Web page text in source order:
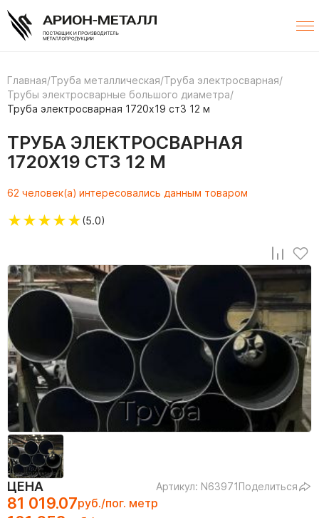
Главная/Труба металлическая/Труба электросварная/
Трубы электросварные большого диаметра/
Труба электросварная 1720х19 ст3 12 м
ТРУБА ЭЛЕКТРОСВАРНАЯ
1720Х19 СТ3 12 М
62 человек(а) интересовались данным товаром
★★★★★(5.0)
ЦЕНА Артикул: N63971Поделиться
81 019.07руб./пог. метр